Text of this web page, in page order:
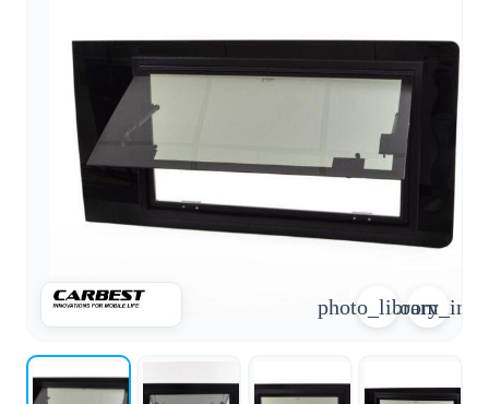
Produktsuche
search
arrow_forward
favorite_border shopping_cart
groups
mailKontakt
zoom_in
photo_library